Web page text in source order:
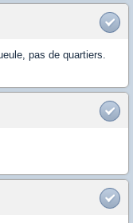
pas de quartiers.